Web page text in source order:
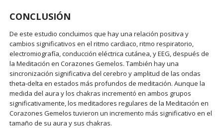
CONCLUSIÓN
De este estudio concluimos que hay una relación positiva y
cambios significativos en el ritmo cardiaco, ritmo respiratorio,
electromiografía, conducción eléctrica cutánea, y EEG, después de
la Meditación en Corazones Gemelos. También hay una
sincronización significativa del cerebro y amplitud de las ondas
theta-delta en estados más profundos de meditación. Aunque la
medida del aura y los chakras incrementó en ambos grupos
significativamente, los meditadores regulares de la Meditación en
Corazones Gemelos tuvieron un incremento más significativo en el
tamaño de su aura y sus chakras.